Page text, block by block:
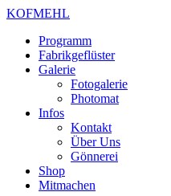
KOFMEHL
Programm
Fabrikgeflüster
Galerie
Fotogalerie
Photomat
Infos
Kontakt
Über Uns
Gönnerei
Shop
Mitmachen